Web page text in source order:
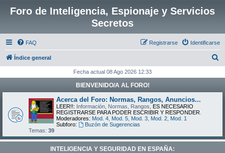
Foro de Inteligencia, Espionaje y Servicios
Secretos
FAQ Identificarse
Registrarse
Índice general
c
Fecha actual 08 Ago 2026 12:33
BIENVENIDO/A AL FORO!
Acerca del Foro: Normas, Rangos, Anuncios...
LEER!!: Información, Normas, Rangos, ES NECESARIO
REGISTRARSE PARA PODER ESCRIBIR Y RESPONDER
Moderadores: Mod. 4 Mod. 5 Mod. 3 Mod. 2 Mod. 1
Subforo:
Buzón de Sugerencias
Temas: 39
INTELIGENCIA Y SEGURIDAD EN ESPAÑA: